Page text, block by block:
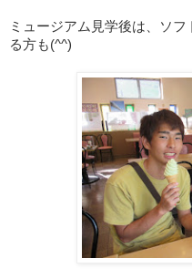
ミュージアム見学後は、ソ
る方も(^^)